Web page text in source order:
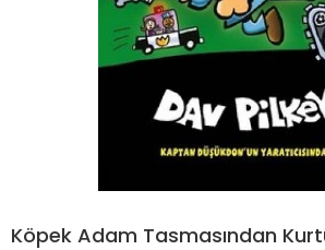
Köpek Adam Tasmasından